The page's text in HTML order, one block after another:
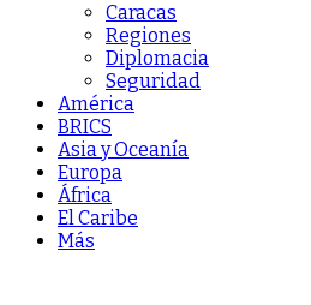
Caracas
Regiones
Diplomacia
Seguridad
América
BRICS
Asia y Oceanía
Europa
África
El Caribe
Más